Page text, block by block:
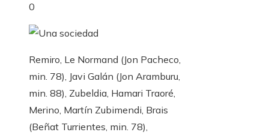
0
Remiro, Le Normand (Jon Pacheco,
min. 78), Javi Galán (Jon Aramburu,
min. 88), Zubeldia, Hamari Traoré,
Merino, Martín Zubimendi, Brais
(Beñat Turrientes, min. 78),